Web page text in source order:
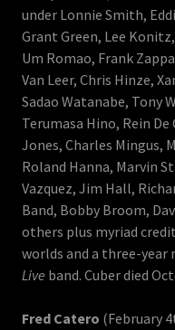
under Lonnie Smith,
Grant Green, Lee
Um Romao, Frank
Van Leer, Chris Hinze,
Sadao Watanabe, Tony
Terumasa Hino, Rein De
Jones, Charles Mingus,
Roland Hanna, Marvin
Vazquez, Jim Hall,
Band, Bobby Broom,
others plus myriad
worlds and a three-year
Live band. Cuber died
Fred Catero (February